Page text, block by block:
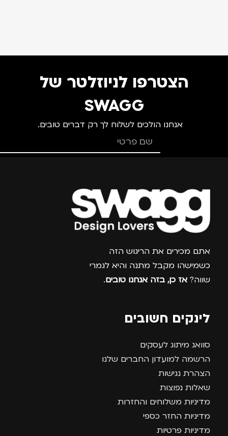
הצטרפו לניוזלטר של
SWAGG
אנחנו הולכים לשלוח לך רק דברים טובים.
צרפו אותי למועדון
אתם מכירים את הריגוש הזה
כשמישהו מקבל מתנה והיא לגמרי
שווה? אז כן, בזה אנחנו טובים.
לינקים חשובים
סוואג מיתוג לעסקים
הרשמה למועדון החברים שלנו
הצהרת נגישות
שאלות נפוצות
מדיניות משלוחים והחזרות
מדיניות החזר כספי
מדיניות פרטיות